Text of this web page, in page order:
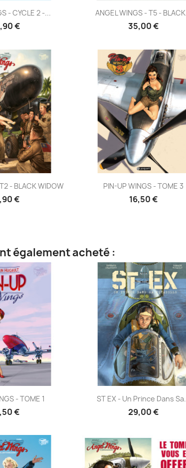
rapide
- CYCLE 2 -...
€
Aperçu rapide
ANGEL WINGS - T5 -
35,00 €
rapide
- BLACK WIDOW
€
Aperçu rapide
PIN-UP WINGS - TOME 3
16,50 €
également acheté :
rapide
- TOME 1
€
Aperçu rapide
ST EX - Un Prince Dans
29,00 €